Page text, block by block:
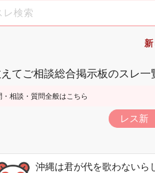
新
てご相談総合掲示板のスレ一
・相談・質問全般はこちら
レス新
沖縄は君が代を歌わないら